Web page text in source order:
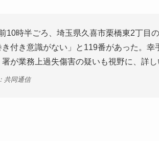
10時半ごろ、埼玉県久喜市栗橋東2丁目
き付き意識がない」と119番があった。
署が業務上過失傷害の疑いも視野に、詳し
共同通信